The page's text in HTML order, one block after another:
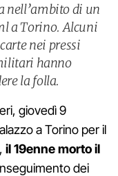
nell’ambito di un
a Torino. Alcuni
nei pressi
hanno
la folla.
giovedì 9
a Torino per il
, il 19enne morto il
dei